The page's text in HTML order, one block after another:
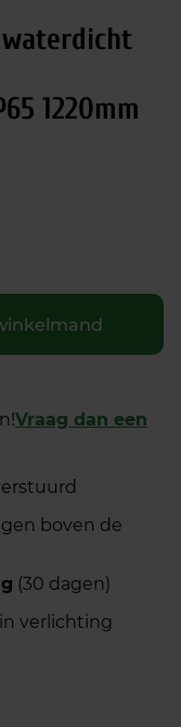
waterdicht
1220mm
Vraag dan een
boven de
(30 dagen)
verlichting